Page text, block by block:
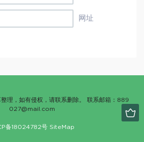
网址
理，如有侵权，请联系删除。 联系邮箱：889
027@mail.com
备18024782号 SiteMap